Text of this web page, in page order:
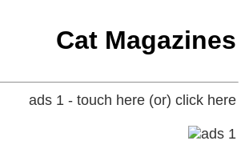
Cat Magazines
ads 1 - touch here (or) click here